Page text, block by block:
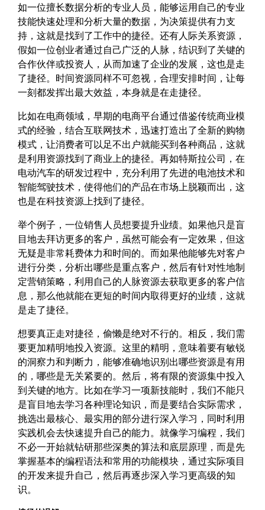
如一位擅长数据分析的专业人员，能够运用自己的专业
技能快速处理和分析大量的数据，为决策提供有力支
持，这就是找到了工作中的捷径。还有人际关系资源，
假如一位创业者通过自己广泛的人脉，结识到了关键的
合作伙伴或投资人，从而加速了企业的发展，这也是走
了捷径。时间资源同样不可忽视，合理安排时间，让每
一刻都发挥出最大效益，本身就是在走捷径。
比如在电商领域，早期的电商平台通过借鉴传统商业模
式的经验，结合互联网技术，迅速打造出了全新的购物
模式，让消费者可以足不出户就能买到各种商品，这就
是利用资源找到了商业上的捷径。再如特斯拉公司，在
电动汽车的研发过程中，充分利用了先进的电池技术和
智能驾驶技术，使得他们的产品在市场上脱颖而出，这
也是在科技资源上找到了捷径。
举个例子，一位销售人员想要提升业绩。如果他只是盲
目地去拜访更多的客户，虽然可能会有一定效果，但这
无疑是非常耗费体力和时间的。而如果他能够先对客户
进行分类，分析出哪些是重点客户，然后有针对性地制
定营销策略，利用自己的人脉资源去获取更多的客户信
息，那么他就能在更短的时间内取得更好的业绩，这就
是走了捷径。
想要真正走对捷径，偷懒是绝对不行的。相反，我们需
要更加精明地投入资源。这里的精明，意味着要有敏锐
的洞察力和判断力，能够准确地识别出哪些资源是有用
的，哪些是无关紧要的。然后，将有限的资源集中投入
到关键的地方。比如在学习一项新技能时，我们不能只
是盲目地去学习各种理论知识，而是要结合实际需求，
挑选出最核心、最实用的部分进行深入学习，同时利用
实践机会去快速提升自己的能力。就像学习编程，我们
不必一开始就钻研那些深奥的算法和底层原理，而是先
掌握基本的编程语法和常用的功能模块，通过实际项目
的开发来提升自己，然后再逐步深入学习更高级的知
识。